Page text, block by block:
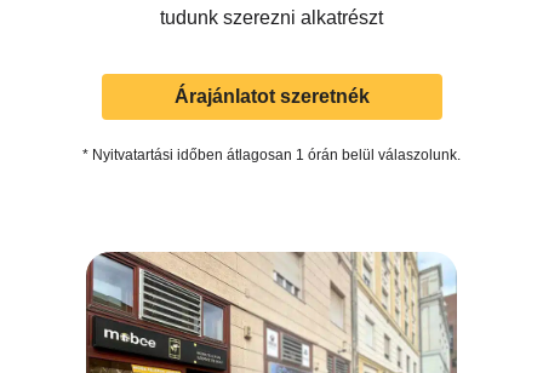
tudunk szerezni alkatrészt
Árajánlatot szeretnék
* Nyitvatartási időben átlagosan 1 órán belül válaszolunk.